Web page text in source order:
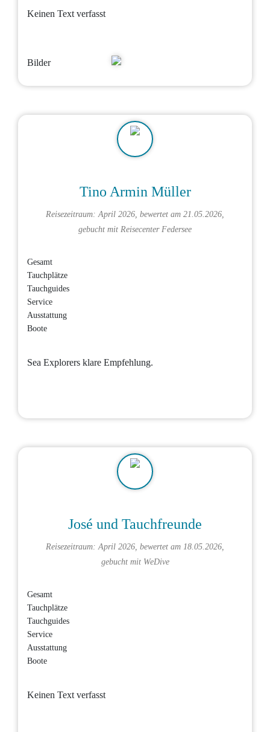
Keinen Text verfasst
Bilder
Tino Armin Müller
Reisezeitraum: April 2026, bewertet am 21.05.2026,
gebucht mit Reisecenter Federsee
Gesamt
Tauchplätze
Tauchguides
Service
Ausstattung
Boote
Sea Explorers klare Empfehlung.
José und Tauchfreunde
Reisezeitraum: April 2026, bewertet am 18.05.2026,
gebucht mit WeDive
Gesamt
Tauchplätze
Tauchguides
Service
Ausstattung
Boote
Keinen Text verfasst